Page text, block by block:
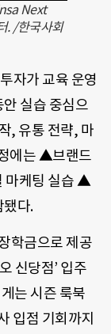
Next
. /한국사회
자가 교육 운영
실습 중심으
, 유통 전략, 마
에는 ▲브랜드
마케팅 실습 ▲
됐다.
학금으로 제공
신당점’ 입주
는 시즌 룩북
입점 기회까지